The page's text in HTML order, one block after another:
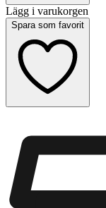
Lägg i varukorgen
Spara som favorit